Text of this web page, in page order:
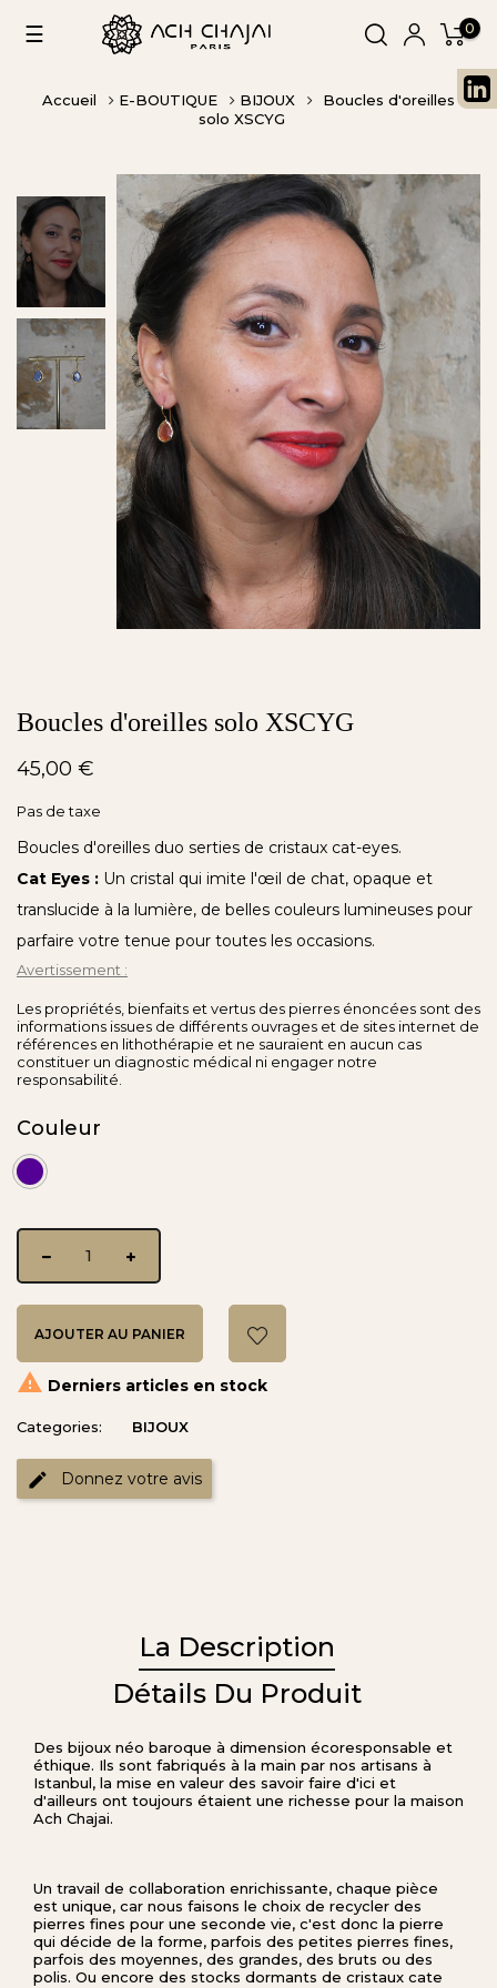
Basculer
☰ 0
Accueil E-BOUTIQUE BIJOUX
Boucles d'oreilles
solo XSCYG
Boucles d'oreilles solo XSCYG
45,00 €
Pas de taxe
Boucles d'oreilles duo serties de cristaux cat-eyes.
Cat Eyes : Un cristal qui imite l'œil de chat, opaque et
translucide à la lumière, de belles couleurs lumineuses pour
parfaire votre tenue pour toutes les occasions.
Avertissement :
Les propriétés, bienfaits et vertus des pierres énoncées sont des
informations issues de différents ouvrages et de sites internet de
références en lithothérapie et ne sauraient en aucun cas
constituer un diagnostic médical ni engager notre
responsabilité.
Couleur
Aubergine
AJOUTER AU PANIER
 Derniers articles en stock
Categories: BIJOUX
Donnez votre avis
La Description
Détails Du Produit
Des bijoux néo baroque à dimension écoresponsable et
éthique. Ils sont fabriqués à la main par nos artisans à
Istanbul, la mise en valeur des savoir faire d'ici et
d'ailleurs ont toujours étaient une richesse pour la maison
Ach Chajai.
Un travail de collaboration enrichissante, chaque pièce
est unique, car nous faisons le choix de recycler des
pierres fines pour une seconde vie, c'est donc la pierre
qui décide de la forme, parfois des petites pierres fines,
parfois des moyennes, des grandes, des bruts ou des
polis. Ou encore des stocks dormants de cristaux cate